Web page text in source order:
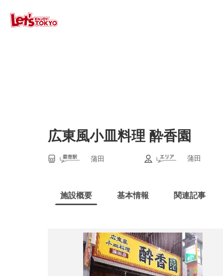
広東風小皿料理 酔香園
蒲田 蒲田
施設概要 基本情報 関連記事